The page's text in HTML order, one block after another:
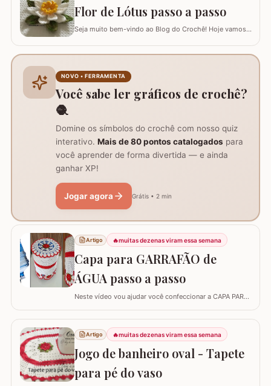
la em todas as cores e estilos,…
Flor de Lótus passo a passo
Seja muito bem-vindo ao Blog do Crochê! Hoje vamos
crie uma peça volumosa e encantadora, perfeita para
trilhos de mesa, aplicações em tapetes ou…
NOVO • FERRAMENTA
Você sabe ler gráficos de crochê?
🧶
Domine os símbolos do crochê com nosso quiz
interativo. Mais de 80 pontos catalogados para
você aprender de forma divertida — e ainda
ganhar XP!
Jogar agora Grátis • 2 min
Artigo 🔥muitas dezenas viram essa semana
Capa para GARRAFÃO de
ÁGUA passo a passo
Neste vídeo vou ajudar você confeccionar a CAPA PARA
sucesso agora com passo a passo super detalhado.
Esta capa veste bem um GARRAFÃO de 20 l e você pode
diminuir a quantidade de flores para fazer a capa para
um garrafão menor, aliás, se o seu ponto for…
Artigo 🔥muitas dezenas viram essa semana
Jogo de banheiro oval - Tapete
para pé do vaso